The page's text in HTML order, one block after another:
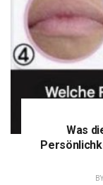
Was
BY